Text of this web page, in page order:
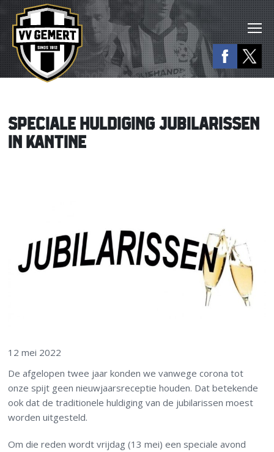
SPECIALE HULDIGING JUBILARISSEN
IN KANTINE
12 mei 2022
De afgelopen twee jaar konden we vanwege corona tot
onze spijt geen nieuwjaarsreceptie houden. Dat betekende
ook dat de traditionele huldiging van de jubilarissen moest
worden uitgesteld.
Om die reden wordt vrijdag (13 mei) een speciale avond